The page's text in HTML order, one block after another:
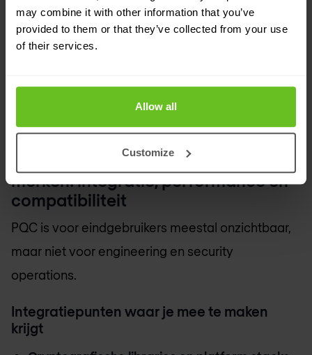
may combine it with other information that you’ve
provided to them or that they’ve collected from your use
of their services.
Allow all
Customize
4. De verandering die je wél gaat
merken: integratie, performance en
compatibiliteit
PQC is voor eindgebruikers meestal onzichtbaar,
maar niet voor engineering en security
operations.
Integratiepunten waar je mee te maken
krijgt